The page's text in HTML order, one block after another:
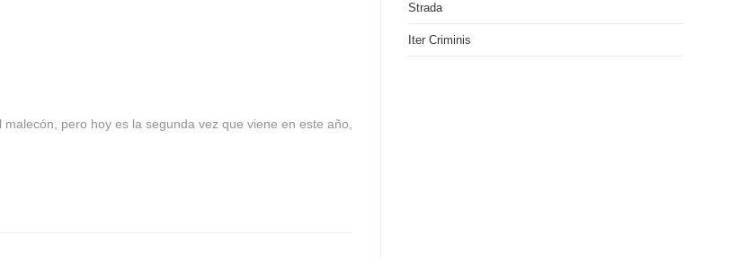
pero hoy es la segunda vez que viene en este año,
Strada
Iter Criminis